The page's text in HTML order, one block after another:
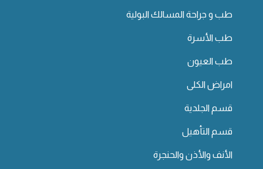
طب و جراحة المسالك البولية
طب الأسرة
طب العيون
امراض الكلى
قسم الجلدية
قسم التأهيل
الأنف والأذن والحنجرة